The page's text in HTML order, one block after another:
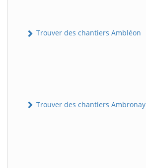
Trouver des chantiers Ambléon
Trouver des chantiers Ambronay